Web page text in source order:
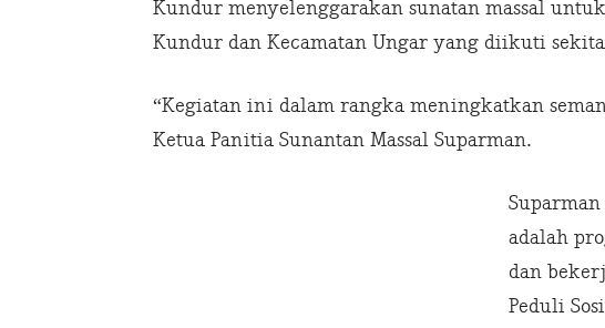
Kundur menyelenggarakan sunatan massal
Kundur dan Kecamatan Ungar yang diikuti
“Kegiatan ini dalam rangka meningkatkan
Ketua Panitia Sunantan Massal Suparman.
adalah
dan
Peduli